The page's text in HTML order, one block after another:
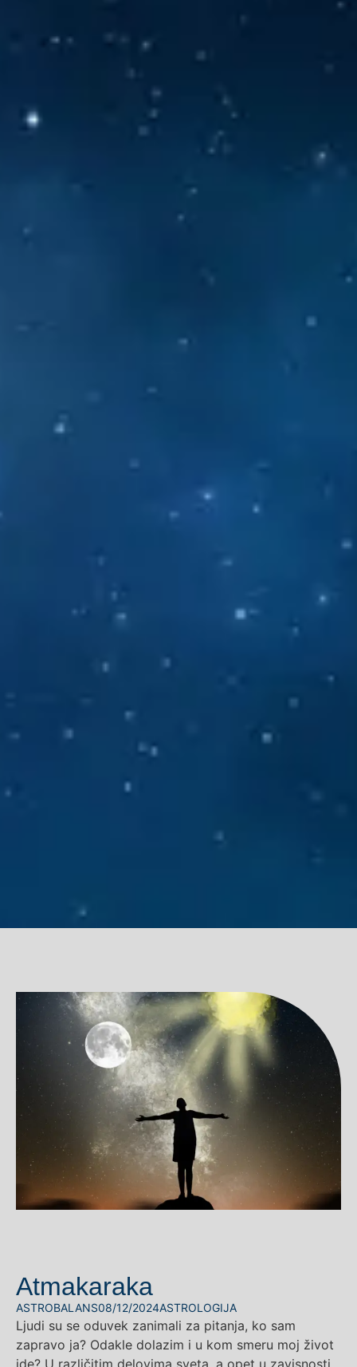
Atmakaraka
ASTROBALANS08/12/2024ASTROLOGIJA
Ljudi su se oduvek zanimali za pitanja, ko sam
zapravo ja? Odakle dolazim i u kom smeru moj život
ide? U različitim delovima sveta, a opet u zavisnosti